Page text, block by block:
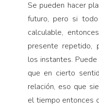
Se pueden hacer
futuro, pero si
calculable,
presente repetido,
los instantes.
que en cierto
relación, eso que
el tiempo entonces